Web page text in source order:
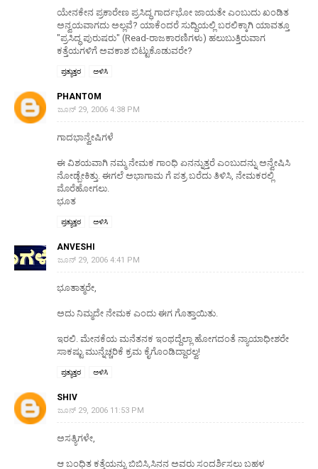
ಯೇನಕೇನ ಪ್ರಕಾರೇಣ ಪ್ರಸಿದ್ಧ ಗಾರ್ದಭೋ ಜಾಯತೇ ಎಂಬುದು ಖಂಡಿತ
ಅನ್ವಯವಾಗದು ಅಲ್ಲವೆ? ಯಾಕೆಂದರೆ ಸುದ್ದಿಯಲ್ಲಿ ಬರಲಿಕ್ಕಾಗಿ ಯಾವತ್ತೂ
"ಪ್ರಸಿದ್ಧ ಪುರುಷರು" (Read-ರಾಜಕಾರಣಿಗಳು) ಹಲುಬುತ್ತಿರುವಾಗ
ಕತ್ತೆಯಗಳಿಗೆ ಅವಕಾಶ ಬಿಟ್ಟುಕೊಡುವರೇ?
ಪ್ರತ್ಯುತ್ತರ ಅಳಿಸಿ
PHANTOM
ಜೂನ್ 29, 2006 4:38 PM
ಗಾದಭಾನ್ವೇಷಿಗಳೆ
ಈ ವಿಶಯವಾಗಿ ನಮ್ಮ ನೇಮಕ ಗಾಂಧಿ ಏನನ್ನುತ್ತರೆ ಎಂಬುದನ್ನು ಅನ್ವೇಷಿಸಿ
ನೋಡ್ಬೇಕಿತ್ತು. ಈಗಲೆ ಅಭಾಗಾಮ ಗೆ ಪತ್ರ ಬರೆದು ತಿಳಿಸಿ, ನೇಮಕರಲ್ಲಿ
ಮೊರೆಹೋಗಲು.
ಭೂತ
ಪ್ರತ್ಯುತ್ತರ ಅಳಿಸಿ
ANVESHI
ಜೂನ್ 29, 2006 4:41 PM
ಭೂತಾತ್ಮರೇ,
ಅದು ನಿಮ್ಮದೇ ನೇಮಕ ಎಂದು ಈಗ ಗೊತ್ತಾಯಿತು.
ಇರಲಿ. ಮೇನಕೆಯ ಮನೆತನಕ ಇಂಥದ್ದೆಲ್ಲಾ ಹೋಗದಂತೆ ನ್ಯಾಯಾಧೀಶರೇ
ಸಾಕಷ್ಟು ಮುನ್ನೆಚ್ಚರಿಕೆ ಕ್ರಮ ಕೈಗೊಂಡಿದ್ದಾರಲ್ವ!
ಪ್ರತ್ಯುತ್ತರ ಅಳಿಸಿ
SHIV
ಜೂನ್ 29, 2006 11:53 PM
ಅಸತ್ಯಿಗಳೇ,
ಆ ಬಂಧಿತ ಕತ್ತೆಯನ್ನು ಬಿಬಿಸಿ,ಸಿನನ ಅವರು ಸಂದರ್ಶಿಸಲು ಬಹಳ